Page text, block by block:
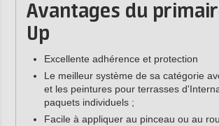
Avantages du
Up
Excellente adhérence et protection
Le meilleur système de sa catégorie
et les peintures pour terrasses
paquets individuels ;
Facile à appliquer au pinceau ou au